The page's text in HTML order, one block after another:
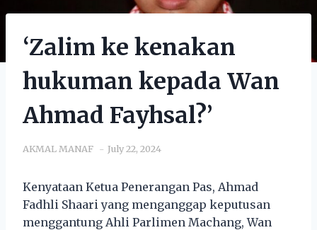
‘Zalim ke kenakan
hukuman kepada Wan
Ahmad Fayhsal?’
AKMAL MANAF July 22, 2024
Kenyataan Ketua Penerangan Pas, Ahmad
Fadhli Shaari yang menganggap keputusan
menggantung Ahli Parlimen Machang, Wan